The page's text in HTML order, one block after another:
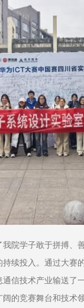
院学子敢于拼搏、
续投入。通过大赛
信技术产业输送了
的竞赛舞台和技术